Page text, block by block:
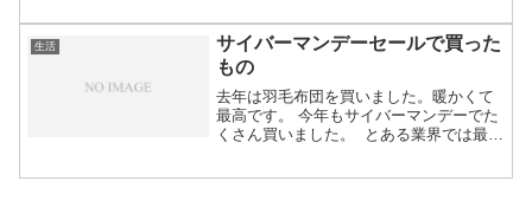
生活
サイバーマンデーセールで買った
もの
去年は羽毛布団を買いました。暖かくて
最高です。 今年もサイバーマンデーでた
くさん買いました。 とある業界では最高